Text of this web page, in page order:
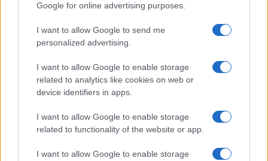
Google for online advertising purposes.
I want to allow Google to send me
personalized advertising.
I want to allow Google to enable storage
related to analytics like cookies on web or
device identifiers in apps.
I want to allow Google to enable storage
related to functionality of the website or app.
I want to allow Google to enable storage
Nuovo record per Jeff Bezos: il patrimonio
Le azioni di Amazon sono aumentate del 1,1% portando il
patrimonio di Jeff Bezos a $200 miliardi: è la persona più
Redazione Think · 29 Apr 2021